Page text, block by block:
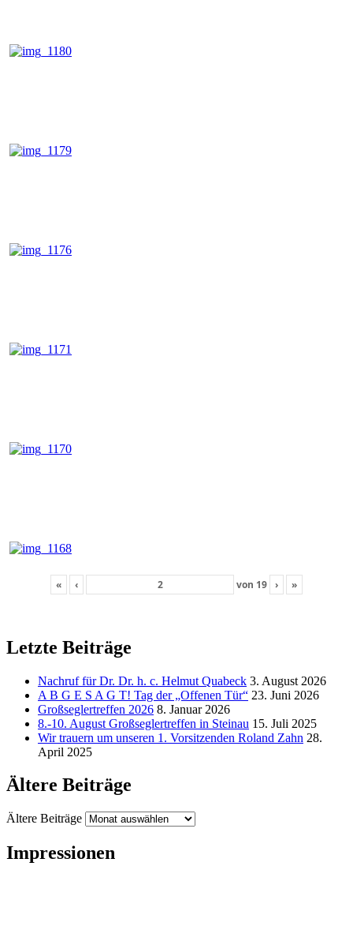
« ‹ von 19 › »
Letzte Beiträge
Nachruf für Dr. Dr. h. c. Helmut Quabeck 3. August 2026
A B G E S A G T! Tag der „Offenen Tür“ 23. Juni 2026
Großseglertreffen 2026 8. Januar 2026
8.-10. August Großseglertreffen in Steinau 15. Juli 2025
Wir trauern um unseren 1. Vorsitzenden Roland Zahn 28.
April 2025
Ältere Beiträge
Ältere Beiträge
Impressionen